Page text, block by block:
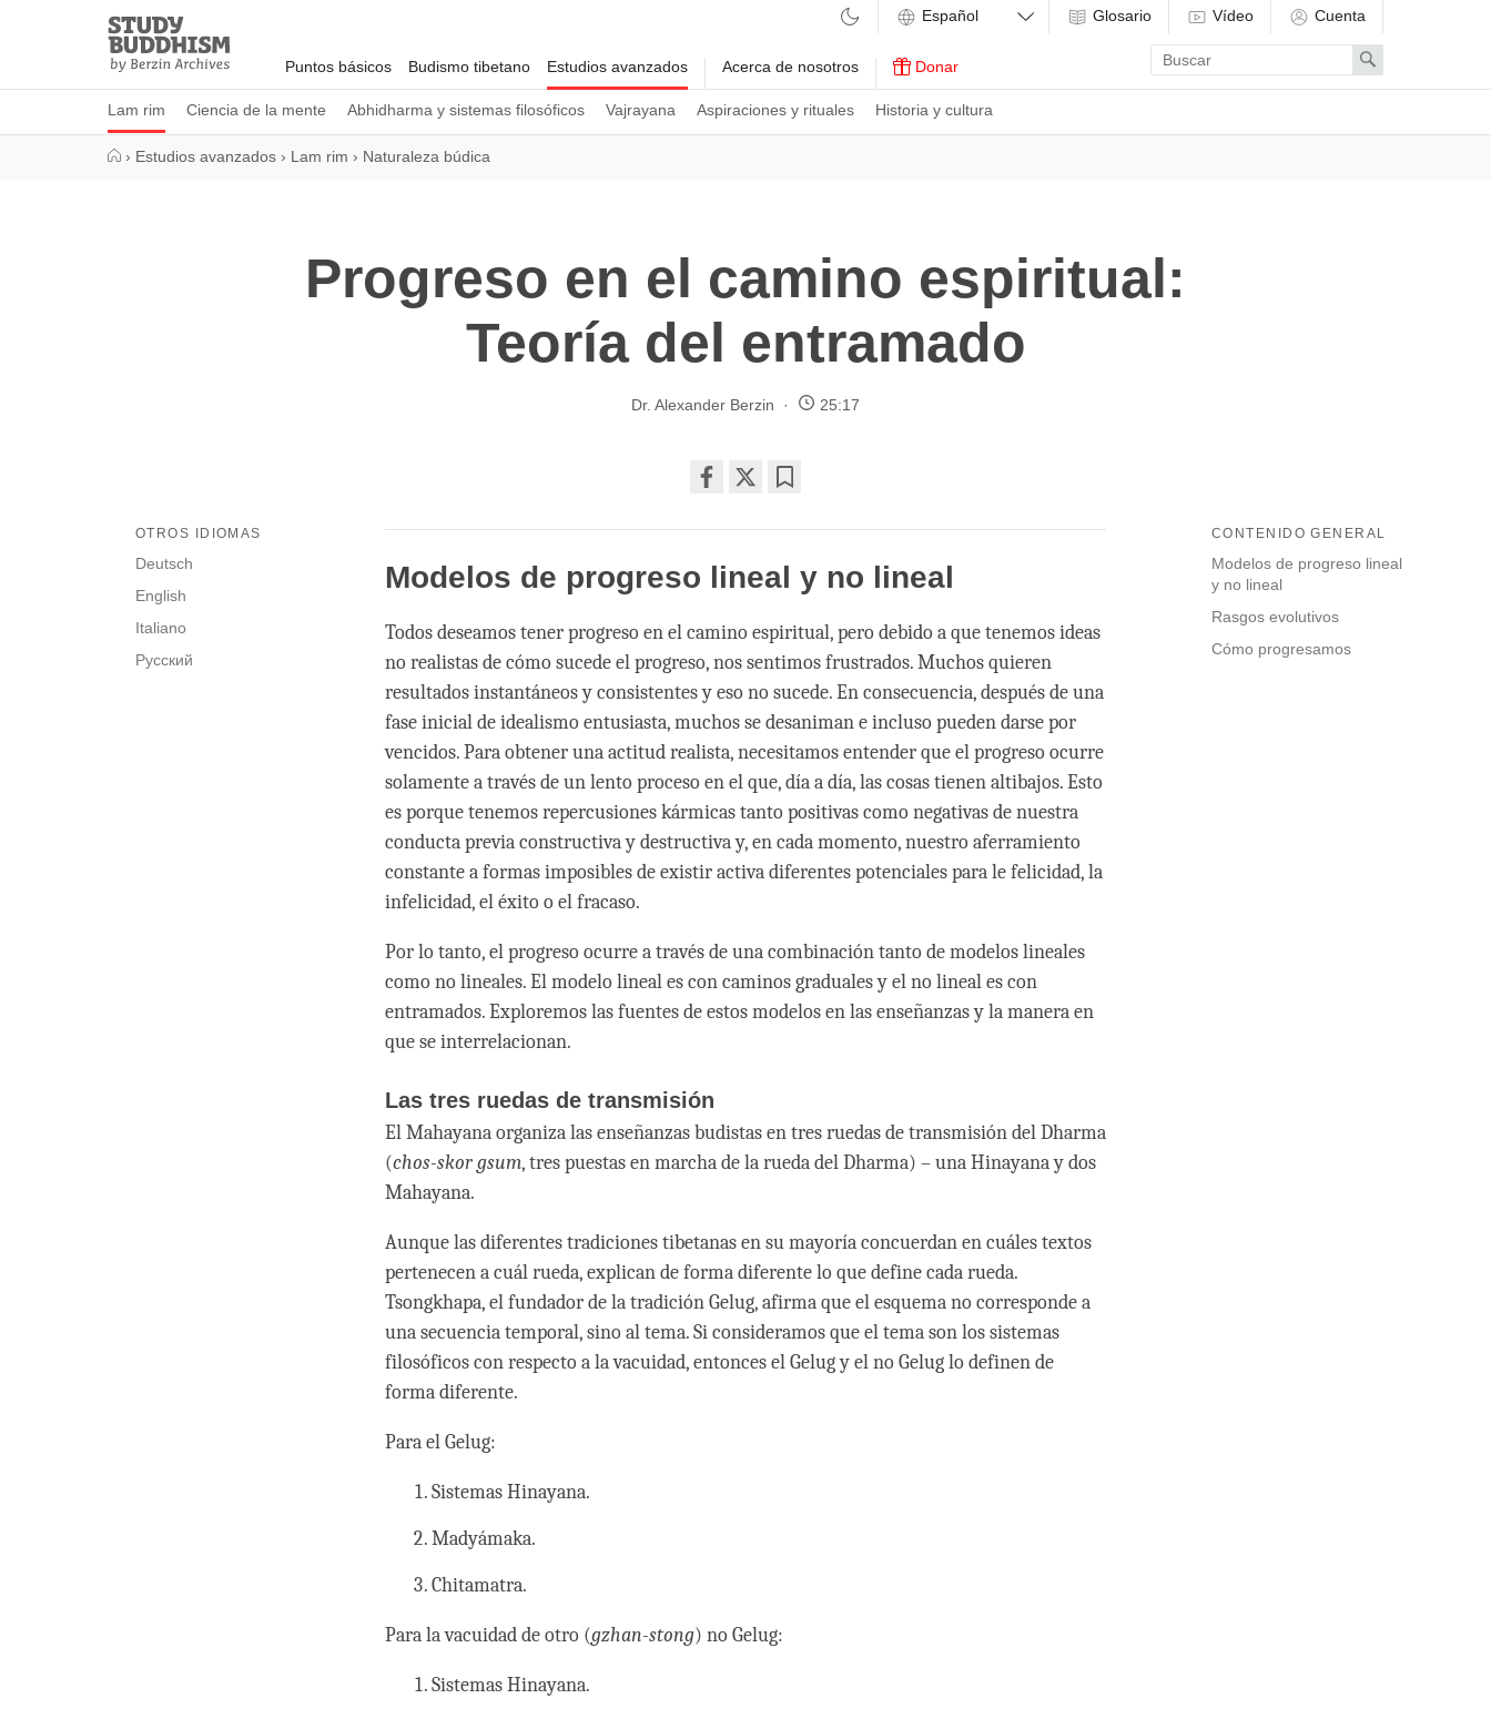
Study
Buddhism
Home
Puntos básicos Budismo tibetano Estudios avanzados
Lam rim Ciencia de la mente Abhidharma y sistemas filosóficos Vajrayana Aspiraciones y rituales Historia y cultura
Acerca de nosotros Donar
Glosario Vídeo Cuenta
Enter
search
term
Search
› Estudios avanzados › Lam rim › Naturaleza búdica
Progreso en el camino espiritual:
Teoría del entramado
Dr. Alexander Berzin 25:17
on
facebook
CONTENIDO GENERAL
Modelos de progreso lineal
y no lineal
Rasgos evolutivos
Cómo progresamos
OTROS IDIOMAS
Deutsch
English
Italiano
Русский
Modelos de progreso lineal y no lineal
Todos deseamos tener progreso en el camino espiritual, pero debido a que tenemos ideas
no realistas de cómo sucede el progreso, nos sentimos frustrados. Muchos quieren
resultados instantáneos y consistentes y eso no sucede. En consecuencia, después de una
fase inicial de idealismo entusiasta, muchos se desaniman e incluso pueden darse por
vencidos. Para obtener una actitud realista, necesitamos entender que el progreso ocurre
solamente a través de un lento proceso en el que, día a día, las cosas tienen altibajos. Esto
es porque tenemos repercusiones kármicas tanto positivas como negativas de nuestra
conducta previa constructiva y destructiva y, en cada momento, nuestro aferramiento
constante a formas imposibles de existir activa diferentes potenciales para le felicidad, la
infelicidad, el éxito o el fracaso.
Por lo tanto, el progreso ocurre a través de una combinación tanto de modelos lineales
como no lineales. El modelo lineal es con caminos graduales y el no lineal es con
entramados. Exploremos las fuentes de estos modelos en las enseñanzas y la manera en
que se interrelacionan.
Las tres ruedas de transmisión
El Mahayana organiza las enseñanzas budistas en tres ruedas de transmisión del Dharma
(chos-skor gsum, tres puestas en marcha de la rueda del Dharma) – una Hinayana y dos
Mahayana.
Aunque las diferentes tradiciones tibetanas en su mayoría concuerdan en cuáles textos
pertenecen a cuál rueda, explican de forma diferente lo que define cada rueda.
Tsongkhapa, el fundador de la tradición Gelug, afirma que el esquema no corresponde a
una secuencia temporal, sino al tema. Si consideramos que el tema son los sistemas
filosóficos con respecto a la vacuidad, entonces el Gelug y el no Gelug lo definen de
forma diferente.
Para el Gelug:
Sistemas Hinayana.
Madyámaka.
Chitamatra.
Para la vacuidad de otro (gzhan-stong) no Gelug:
Sistemas Hinayana.